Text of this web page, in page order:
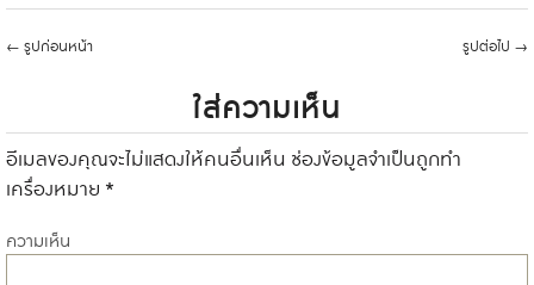
← รูปก่อนหน้า รูปต่อไป →
ใส่ความเห็น
อีเมลของคุณจะไม่แสดงให้คนอื่นเห็น ช่องข้อมูลจำเป็นถูกทำ
เครื่องหมาย *
ความเห็น